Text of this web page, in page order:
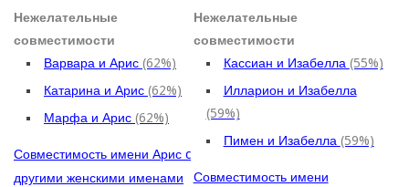
Нежелательные
совместимости
Варвара и Арис (62%)
Катарина и Арис (62%)
Марфа и Арис (62%)
Совместимость имени Арис c
другими женскими именами
Нежелательные
совместимости
Кассиан и Изабелла (55%)
Илларион и Изабелла
(59%)
Пимен и Изабелла (59%)
Совместимость имени